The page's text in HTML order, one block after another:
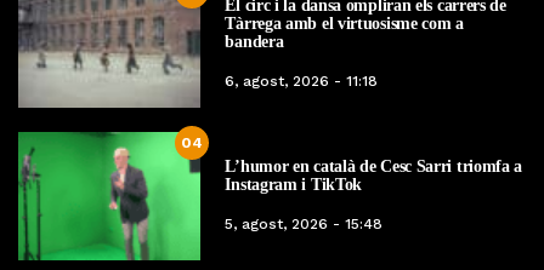
El circ i la dansa ompliran els carrers de
Tàrrega amb el virtuosisme com a
bandera
6, agost, 2026 - 11:18
04
L’humor en català de Cesc Sarri triomfa a
Instagram i TikTok
5, agost, 2026 - 15:48